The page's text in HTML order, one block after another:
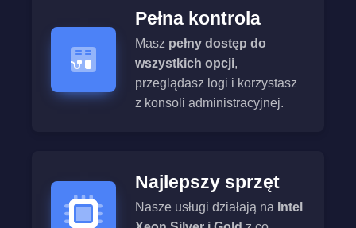
Pełna kontrola
Masz pełny dostęp do
wszystkich opcji,
przeglądasz logi i korzystasz
z konsoli administracyjnej.
Najlepszy sprzęt
Nasze usługi działają na Intel